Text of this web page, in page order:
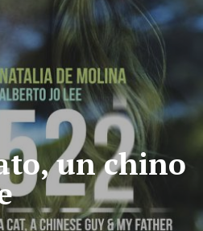
un chino